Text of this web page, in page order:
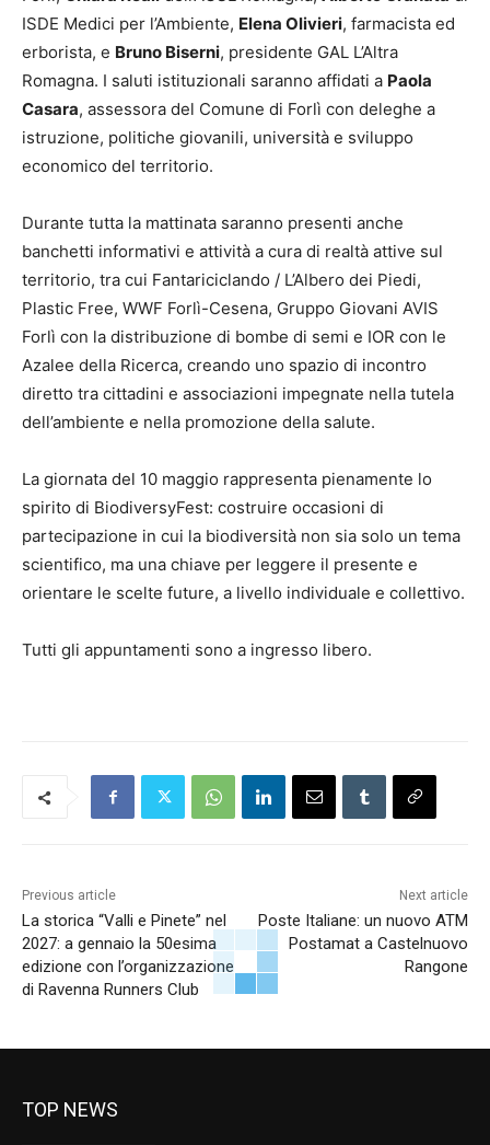
ISDE Medici per l’Ambiente, Elena Olivieri, farmacista ed
erborista, e Bruno Biserni, presidente GAL L’Altra
Romagna. I saluti istituzionali saranno affidati a Paola
Casara, assessora del Comune di Forlì con deleghe a
istruzione, politiche giovanili, università e sviluppo
economico del territorio.
Durante tutta la mattinata saranno presenti anche
banchetti informativi e attività a cura di realtà attive sul
territorio, tra cui Fantariciclando / L’Albero dei Piedi,
Plastic Free, WWF Forlì-Cesena, Gruppo Giovani AVIS
Forlì con la distribuzione di bombe di semi e IOR con le
Azalee della Ricerca, creando uno spazio di incontro
diretto tra cittadini e associazioni impegnate nella tutela
dell’ambiente e nella promozione della salute.
La giornata del 10 maggio rappresenta pienamente lo
spirito di BiodiversyFest: costruire occasioni di
partecipazione in cui la biodiversità non sia solo un tema
scientifico, ma una chiave per leggere il presente e
orientare le scelte future, a livello individuale e collettivo.
Tutti gli appuntamenti sono a ingresso libero.
Previous article
La storica “Valli e Pinete” nel
2027: a gennaio la 50esima
edizione con l’organizzazione
di Ravenna Runners Club
Next article
Poste Italiane: un nuovo ATM
Postamat a Castelnuovo
Rangone
TOP NEWS